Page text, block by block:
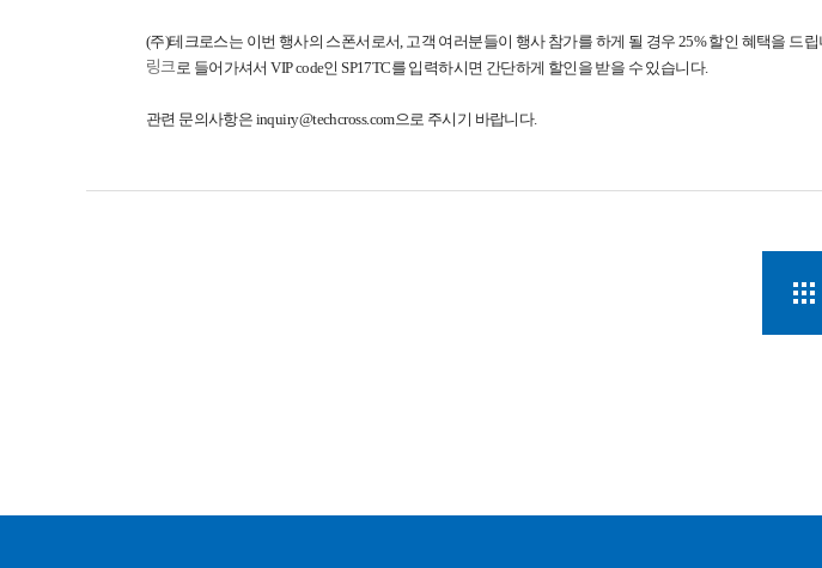
(주)테크로스는 이번 행사의 스폰서로서, 고객 여러분들이 행사 참가를 하게 될 경우 25% 할인 혜택을 드립
링크로 들어가셔서 VIP code인 SP17TC를 입력하시면 간단하게 할인을 받을 수 있습니다.
관련 문의사항은 inquiry@techcross.com으로 주시기 바랍니다.